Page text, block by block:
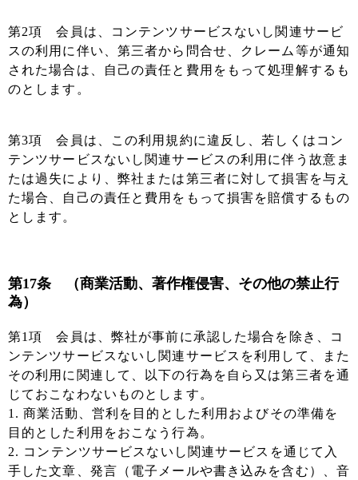
第2項 会員は、コンテンツサービスないし関連サービ
スの利用に伴い、第三者から問合せ、クレーム等が通知
された場合は、自己の責任と費用をもって処理解するも
のとします。
第3項 会員は、この利用規約に違反し、若しくはコン
テンツサービスないし関連サービスの利用に伴う故意ま
たは過失により、弊社または第三者に対して損害を与え
た場合、自己の責任と費用をもって損害を賠償するもの
とします。
第17条 （商業活動、著作権侵害、その他の禁止行
為）
第1項 会員は、弊社が事前に承認した場合を除き、コ
ンテンツサービスないし関連サービスを利用して、また
その利用に関連して、以下の行為を自ら又は第三者を通
じておこなわないものとします。
1. 商業活動、営利を目的とした利用およびその準備を
目的とした利用をおこなう行為。
2. コンテンツサービスないし関連サービスを通じて入
手した文章、発言（電子メールや書き込みを含む）、音